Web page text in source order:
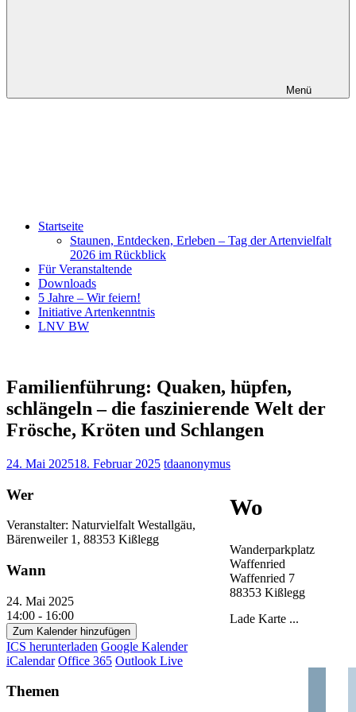
Menü
Startseite
Staunen, Entdecken, Erleben – Tag der Artenvielfalt
2026 im Rückblick
Für Veranstaltende
Downloads
5 Jahre – Wir feiern!
Initiative Artenkenntnis
LNV BW
Familienführung: Quaken, hüpfen,
schlängeln – die faszinierende Welt der
Frösche, Kröten und Schlangen
24. Mai 202518. Februar 2025 tdaanonymus
Wer
Veranstalter: Naturvielfalt Westallgäu,
Bärenweiler 1, 88353 Kißlegg
Wann
24. Mai 2025
14:00 - 16:00
Zum Kalender hinzufügen
ICS herunterladen Google Kalender
iCalendar Office 365 Outlook Live
Themen
Wo
Wanderparkplatz
Waffenried
Waffenried 7
88353 Kißlegg
Lade Karte ...